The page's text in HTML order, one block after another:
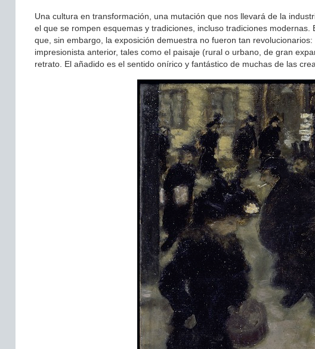
Una cultura en transformación, una mutación que nos llevará de la
el que se rompen esquemas y tradiciones, incluso tradiciones
que, sin embargo, la exposición demuestra no fueron tan
impresionista anterior, tales como el paisaje (rural o urbano, de gran
retrato. El añadido es el sentido onírico y fantástico de muchas de las